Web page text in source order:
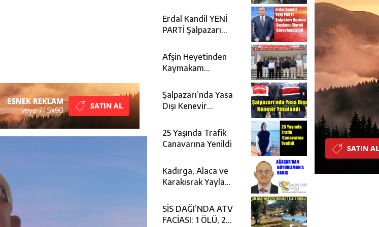
Erdal Kandil YENİ
PARTİ Şalpazarı
Olarak
Görevlendirildi
Afşin Heyetinden
Kaymakam
Sarıdoğan’a
Beşikdüzü’nde
hayırlı olsun ziyareti
Şalpazarı’nda Yasa
Dışı Kenevir
25 Yaşında Trafik
Canavarına Yenildi
Kadırga, Alaca ve
Karakısrak Yayla
Takılanlar
SİS DAĞI’NDA ATV
FACİASI: 1 ÖLÜ, 2